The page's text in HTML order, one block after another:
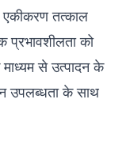
तत्काल
प्रभावशीलता को
से उत्पादन के
उपलब्धता के साथ